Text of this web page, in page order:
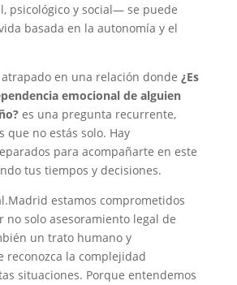
psicológico y social— se puede
basada en la autonomía y el
en una relación donde ¿Es
emocional de alguien
es una pregunta recurrente,
que no estás solo. Hay
para acompañarte en este
tus tiempos y decisiones.
estamos comprometidos
no solo asesoramiento legal de
un trato humano y
reconozca la complejidad
situaciones. Porque entendemos